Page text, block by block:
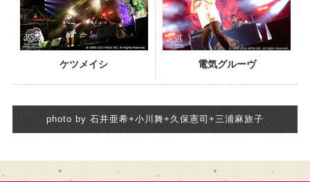
ケツメイシ 電気グルーヴ
photo by 石井亜希+小川舞+久保憲司+三浦麻旅子